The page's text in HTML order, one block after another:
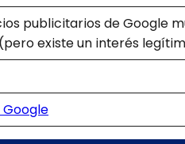
publicitarios de Google
existe un interés